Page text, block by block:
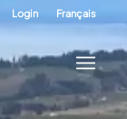
Login Français